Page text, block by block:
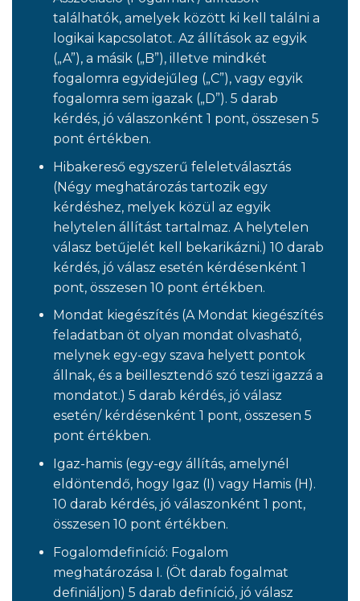
találhatók, amelyek között ki kell találni a
logikai kapcsolatot. Az állítások az egyik
(„A”), a másik („B”), illetve mindkét
fogalomra egyidejűleg („C”), vagy egyik
fogalomra sem igazak („D”). 5 darab
kérdés, jó válaszonként 1 pont, összesen 5
pont értékben.
Hibakereső egyszerű feleletválasztás
(Négy meghatározás tartozik egy
kérdéshez, melyek közül az egyik
helytelen állítást tartalmaz. A helytelen
válasz betűjelét kell bekarikázni.) 10 darab
kérdés, jó válasz esetén kérdésenként 1
pont, összesen 10 pont értékben.
Mondat kiegészítés (A Mondat kiegészítés
feladatban öt olyan mondat olvasható,
melynek egy-egy szava helyett pontok
állnak, és a beillesztendő szó teszi igazzá a
mondatot.) 5 darab kérdés, jó válasz
esetén/ kérdésenként 1 pont, összesen 5
pont értékben.
Igaz-hamis (egy-egy állítás, amelynél
eldöntendő, hogy Igaz (I) vagy Hamis (H).
10 darab kérdés, jó válaszonként 1 pont,
összesen 10 pont értékben.
Fogalomdefiníció: Fogalom
meghatározása I. (Öt darab fogalmat
definiáljon) 5 darab definíció, jó válasz